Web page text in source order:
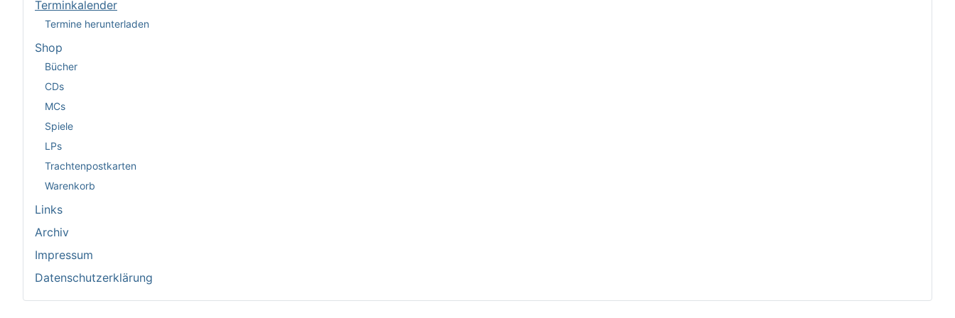
Terminkalender
Termine herunterladen
Shop
Bücher
CDs
MCs
Spiele
LPs
Trachtenpostkarten
Warenkorb
Links
Archiv
Impressum
Datenschutzerklärung